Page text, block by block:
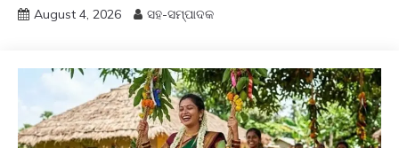
August 4, 2026 ସହ-ସମ୍ପାଦକ